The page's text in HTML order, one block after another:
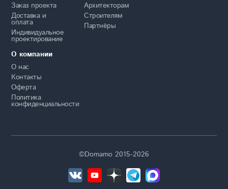
Заказ проекта
Доставка и
оплата
Индивидуальное
проектирование
Архитекторам
Строителям
Партнёры
О компании
О нас
Контакты
Оферта
Политика
конфиденциальности
©Domamo 2015-2026